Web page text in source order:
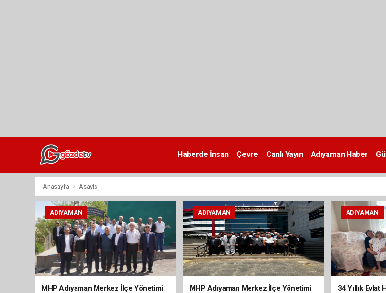
Haberde İnsan Çevre Canlı Yayın Adıyaman Haber
Anasayfa Asayiş
ADIYAMAN
MHP Adıyaman Merkez İlçe Yönetimi
ADIYAMAN
MHP Adıyaman Merkez İlçe Yönetimi
ADIYAMAN
34 Yıllık Evlat